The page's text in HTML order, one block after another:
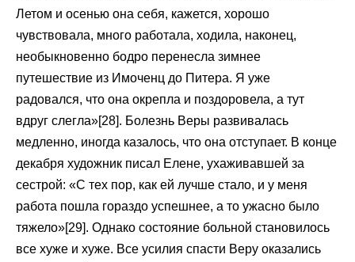
Летом и осенью она себя, кажется, хорошо
чувствовала, много работала, ходила, наконец,
необыкновенно бодро перенесла зимнее
путешествие из Имоченц до Питера. Я уже
радовался, что она окрепла и поздоровела, а тут
вдруг слегла»[28]. Болезнь Веры развивалась
медленно, иногда казалось, что она отступает. В конце
декабря художник писал Елене, ухаживавшей за
сестрой: «С тех пор, как ей лучше стало, и у меня
работа пошла гораздо успешнее, а то ужасно было
тяжело»[29]. Однако состояние больной становилось
все хуже и хуже. Все усилия спасти Веру оказались